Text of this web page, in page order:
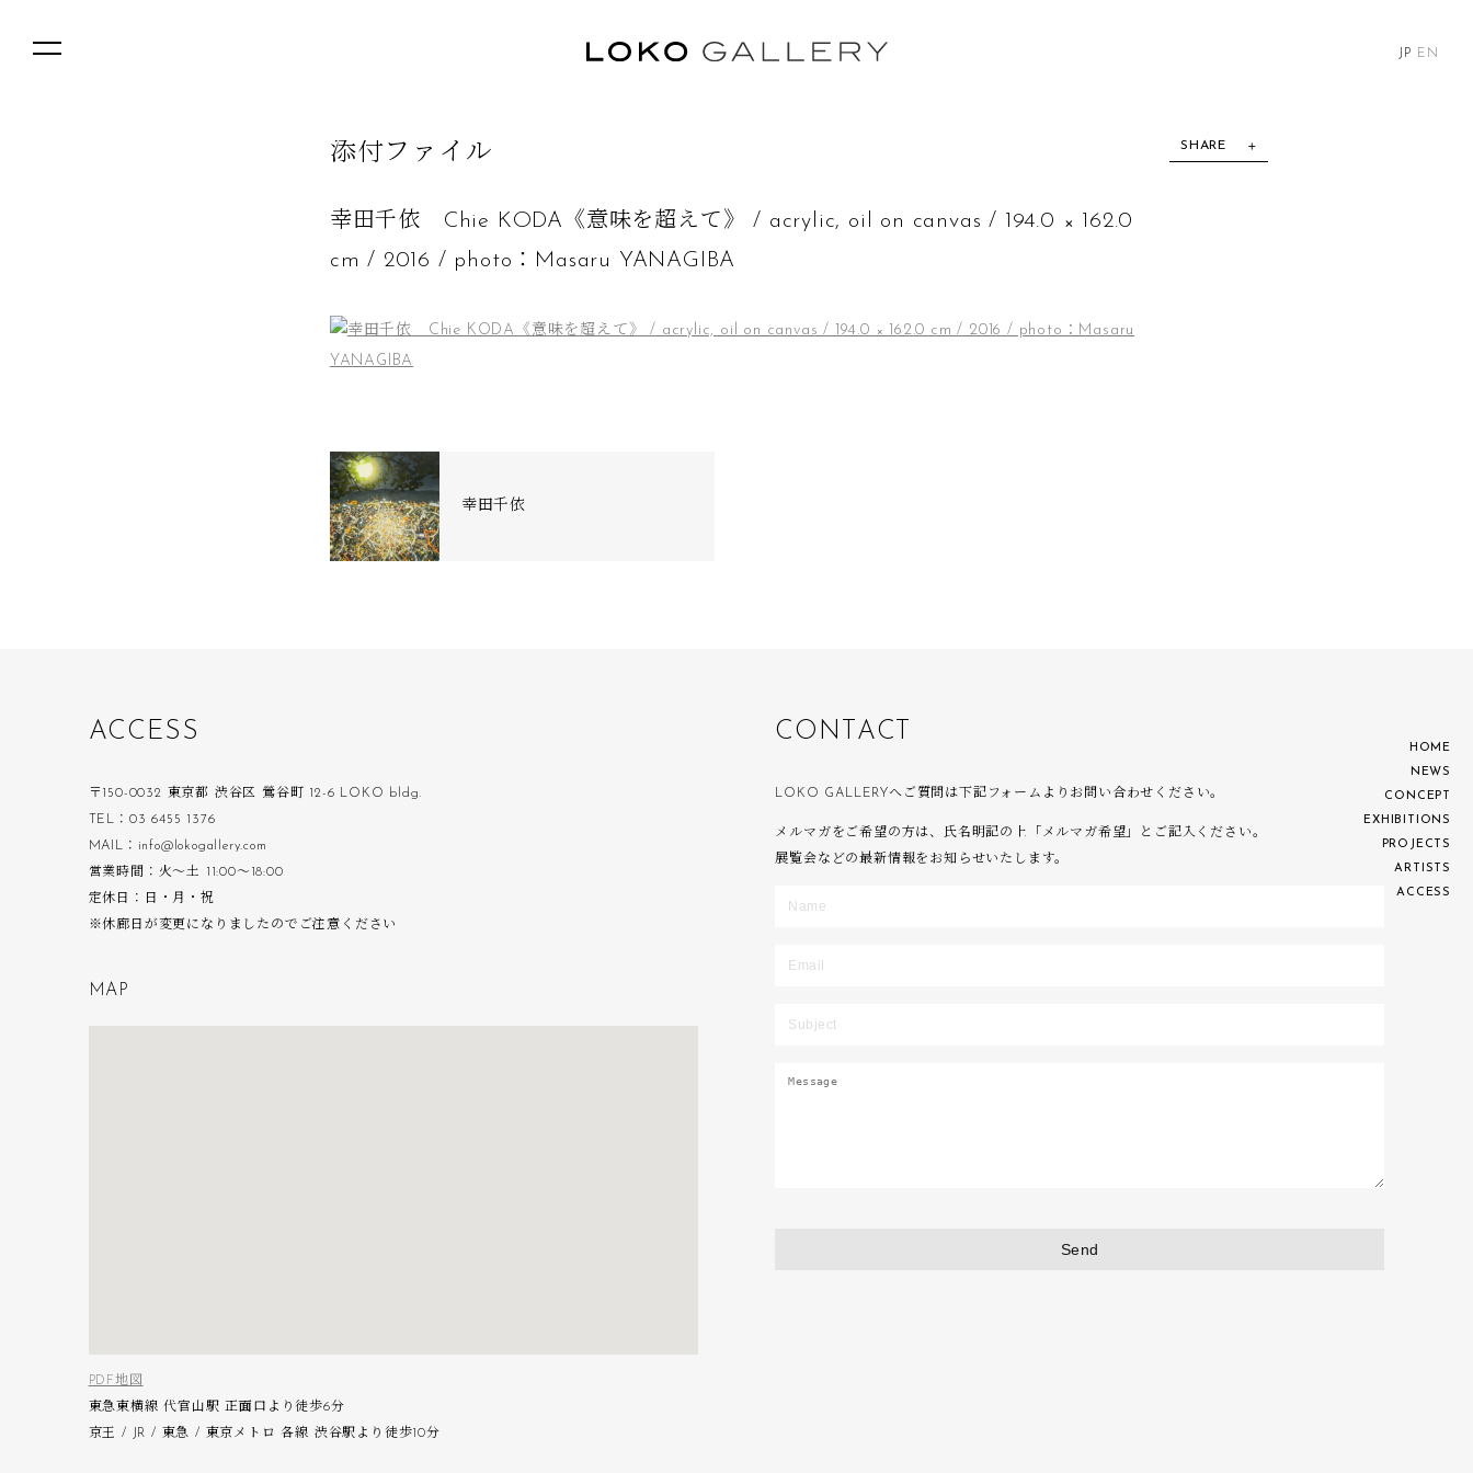
H O M E
N EWS
C O N C EP
EX H B O NS
PRO EC TS
A R S TS
AC C ESS
JP EN
SHARE
添付フ ァ イ ル
幸田千依 Chie KODA《意味を超えて》 / acrylic, oil on canvas / 194.0 × 162.0
cm / 2016 / photo：Masaru YANAGIBA
幸田千依
ACC ES S
〒150-0032 東京都 渋谷区 鶯谷町 12-6 LOKO bldg.
TEL：03 6455 1376
MAIL：info@lokogallery.com
営業時間：火〜土 11:00〜18:00
定休日：日・月・祝
※休廊日が変更になりましたのでご注意ください
M A P
PDF地図
東急東横線 代官山駅 正面口より徒歩6分
京王 / JR / 東急 / 東京メトロ 各線 渋谷駅より徒歩10分
CO N T AC T
LOKO GALLERYへご質問は下記フォームよりお問い合わせください。
メルマガをご希望の方は、氏名明記の上「メルマガ希望」とご記入ください。
展覧会などの最新情報をお知らせいたします。